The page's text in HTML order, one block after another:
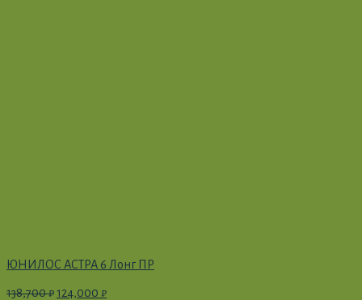
ЮНИЛОС АСТРА 6 Лонг ПР
138,700₽ 124,000 ₽